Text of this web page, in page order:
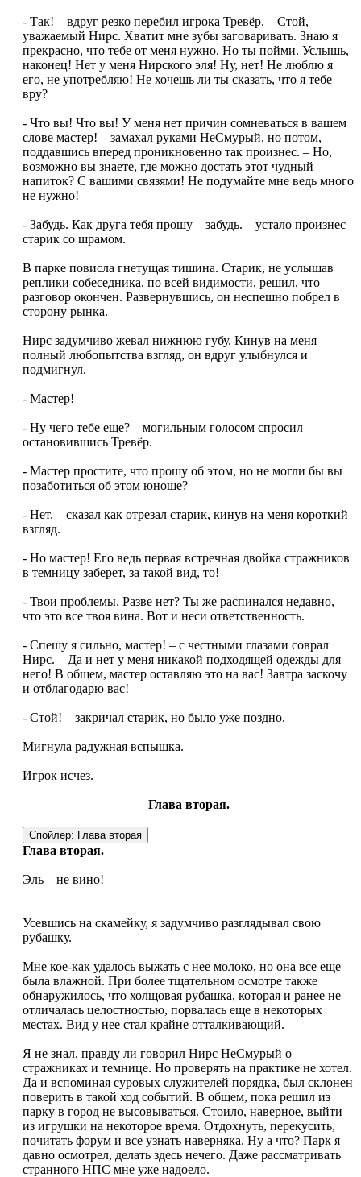
- Так! – вдруг резко перебил игрока Тревёр. – Стой,
уважаемый Нирс. Хватит мне зубы заговаривать. Знаю я
прекрасно, что тебе от меня нужно. Но ты пойми. Услышь,
наконец! Нет у меня Нирского эля! Ну, нет! Не люблю я
его, не употребляю! Не хочешь ли ты сказать, что я тебе
вру?
- Что вы! Что вы! У меня нет причин сомневаться в вашем
слове мастер! – замахал руками НеСмурый, но потом,
поддавшись вперед проникновенно так произнес. – Но,
возможно вы знаете, где можно достать этот чудный
напиток? С вашими связями! Не подумайте мне ведь много
не нужно!
- Забудь. Как друга тебя прошу – забудь. – устало произнес
старик со шрамом.
В парке повисла гнетущая тишина. Старик, не услышав
реплики собеседника, по всей видимости, решил, что
разговор окончен. Развернувшись, он неспешно побрел в
сторону рынка.
Нирс задумчиво жевал нижнюю губу. Кинув на меня
полный любопытства взгляд, он вдруг улыбнулся и
подмигнул.
- Мастер!
- Ну чего тебе еще? – могильным голосом спросил
остановившись Тревёр.
- Мастер простите, что прошу об этом, но не могли бы вы
позаботиться об этом юноше?
- Нет. – сказал как отрезал старик, кинув на меня короткий
взгляд.
- Но мастер! Его ведь первая встречная двойка стражников
в темницу заберет, за такой вид, то!
- Твои проблемы. Разве нет? Ты же распинался недавно,
что это все твоя вина. Вот и неси ответственность.
- Спешу я сильно, мастер! – с честными глазами соврал
Нирс. – Да и нет у меня никакой подходящей одежды для
него! В общем, мастер оставляю это на вас! Завтра заскочу
и отблагодарю вас!
- Стой! – закричал старик, но было уже поздно.
Мигнула радужная вспышка.
Игрок исчез.
Глава вторая.
Спойлер: Глава вторая
Глава вторая.
Эль – не вино!
Усевшись на скамейку, я задумчиво разглядывал свою
рубашку.
Мне кое-как удалось выжать с нее молоко, но она все еще
была влажной. При более тщательном осмотре также
обнаружилось, что холщовая рубашка, которая и ранее не
отличалась целостностью, порвалась еще в некоторых
местах. Вид у нее стал крайне отталкивающий.
Я не знал, правду ли говорил Нирс НеСмурый о
стражниках и темнице. Но проверять на практике не хотел.
Да и вспоминая суровых служителей порядка, был склонен
поверить в такой ход событий. В общем, пока решил из
парку в город не высовываться. Стоило, наверное, выйти
из игрушки на некоторое время. Отдохнуть, перекусить,
почитать форум и все узнать наверняка. Ну а что? Парк я
давно осмотрел, делать здесь нечего. Даже рассматривать
странного НПС мне уже надоело.